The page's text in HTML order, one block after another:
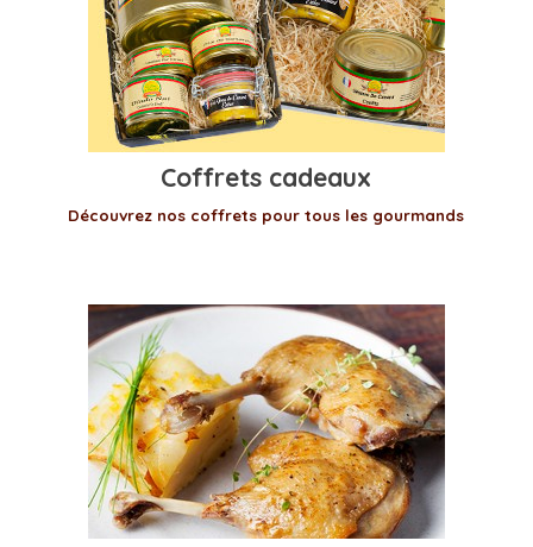
Coffrets cadeaux
Découvrez nos coffrets pour tous les gourmands